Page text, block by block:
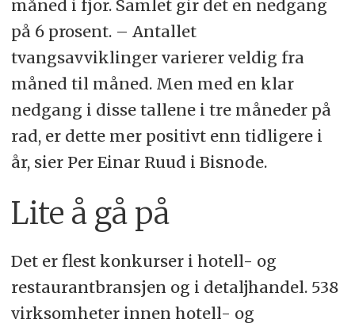
måned i fjor. Samlet gir det en nedgang
på 6 prosent. – Antallet
tvangsavviklinger varierer veldig fra
måned til måned. Men med en klar
nedgang i disse tallene i tre måneder på
rad, er dette mer positivt enn tidligere i
år, sier Per Einar Ruud i Bisnode.
Lite å gå på
Det er flest konkurser i hotell- og
restaurantbransjen og i detaljhandel. 538
virksomheter innen hotell- og